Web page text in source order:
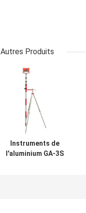
Autres Produits
Instruments de
l'aluminium GA-3S